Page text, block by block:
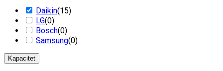
Daikin(15)
LG(0)
Bosch(0)
Samsung(0)
Kapacitet